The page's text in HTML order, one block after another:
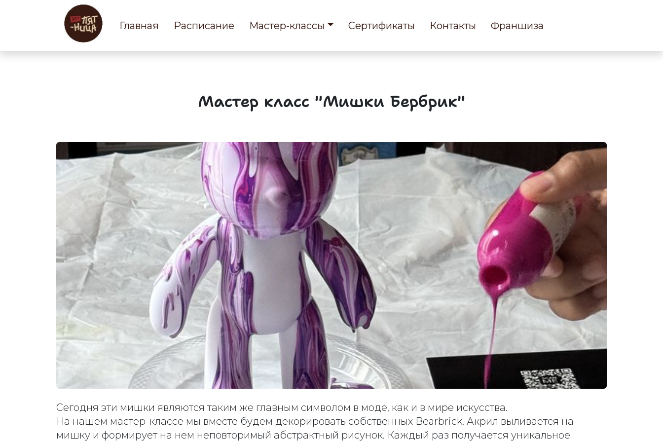
Главная Расписание Мастер-классы Сертификаты Контакты Франшиза
Мастер класс "Мишки Бербрик"
Сегодня эти мишки являются таким же главным символом в моде, как и в мире искусства.
На нашем мастер-классе мы вместе будем декорировать собственных Bearbrick. Акрил выливается на
мишку и формирует на нем неповторимый абстрактный рисунок. Каждый раз получается уникальное